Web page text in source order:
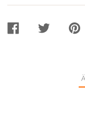
AUF
AUF
AUF